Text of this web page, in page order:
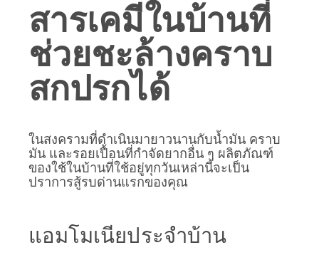
สารเคมีในบ้านที่
ช่วยชะล้างคราบ
สกปรกได้
ในสงครามที่ดำเนินมายาวนานกับน้ำมัน คราบ
มัน และรอยเปื้อนที่กำจัดยากอื่น ๆ ผลิตภัณฑ์
ของใช้ในบ้านที่ใช้อยู่ทุกวันเหล่านี้จะเป็น
ปราการสู้รบด่านแรกของคุณ
แอมโมเนียประจำบ้าน